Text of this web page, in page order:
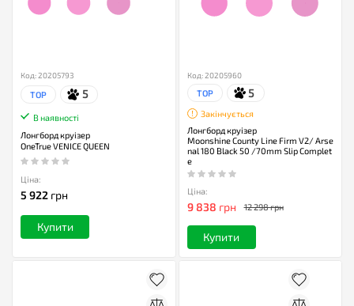
Код: 20205793
TOP 5
В наявності
Лонгборд круізер
OneTrue VENICE QUEEN
Ціна:
5 922 грн
Купити
Код: 20205960
TOP 5
Закінчується
Лонгборд круізер
Moonshine County Line Firm V2/ Arse
nal 180 Black 50 /70mm Slip Complet
e
Ціна:
9 838 грн 12 298 грн
Купити